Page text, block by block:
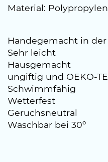
Material:
Handegemacht in der
Sehr leicht
Hausgemacht
ungiftig und OEKO-
Schwimmfähig
Wetterfest
Geruchsneutral
Waschbar bei 30º